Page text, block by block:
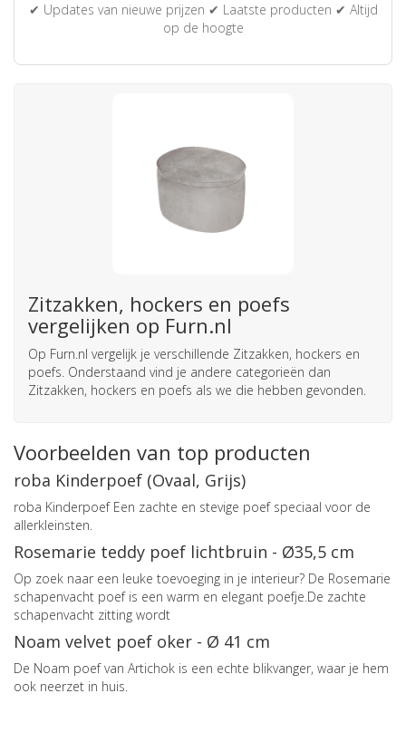
✔ Updates van nieuwe prijzen ✔ Laatste producten ✔ Altijd
op de hoogte
Zitzakken, hockers en poefs
vergelijken op Furn.nl
Op Furn.nl vergelijk je verschillende Zitzakken, hockers en
poefs. Onderstaand vind je andere categorieën dan
Zitzakken, hockers en poefs als we die hebben gevonden.
Voorbeelden van top producten
roba Kinderpoef (Ovaal, Grijs)
roba Kinderpoef Een zachte en stevige poef speciaal voor de
allerkleinsten.
Rosemarie teddy poef lichtbruin - Ø35,5 cm
Op zoek naar een leuke toevoeging in je interieur? De Rosemarie
schapenvacht poef is een warm en elegant poefje.De zachte
schapenvacht zitting wordt
Noam velvet poef oker - Ø 41 cm
De Noam poef van Artichok is een echte blikvanger, waar je hem
ook neerzet in huis.